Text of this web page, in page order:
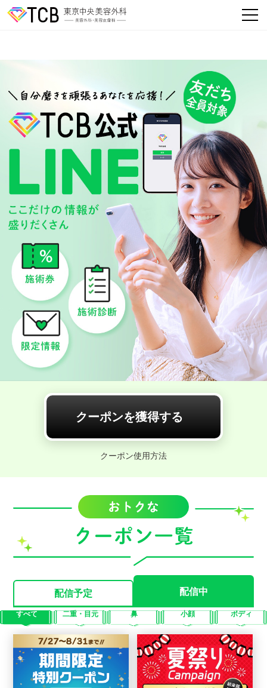
クーポンを獲得する
クーポン使用方法
配信予定 配信中
すべて 二重・目元 鼻 小顔 ボディ